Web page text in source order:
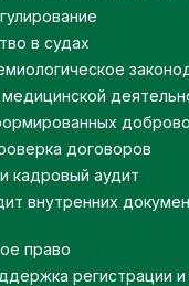
в судах
договоров
кадровый аудит
внутренних
право
регистрации